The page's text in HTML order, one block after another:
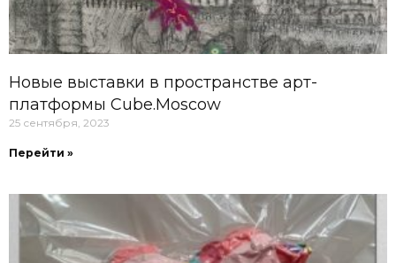
Новые выставки в пространстве арт-
платформы Cube.Moscow
25 сентября, 2023
Перейти »